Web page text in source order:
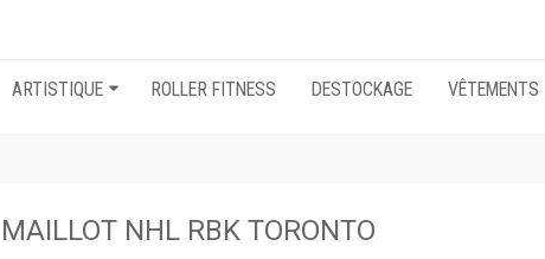
ARTISTIQUE ROLLER FITNESS DESTOCKAGE VÊTEMENTS
MAILLOT NHL RBK TORONTO